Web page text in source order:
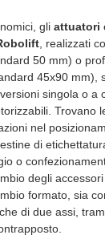
gli attuatori
, realizzati
50 mm) o
45x90 mm),
singola o a
Trovano
nel
di
o
degli
formato, sia
di due assi,